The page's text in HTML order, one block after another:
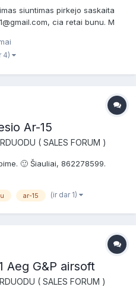
siuntimas pirkejo saskaita
cia retai bunu. M
3eur Ma...
4)
Ar-15
( SALES FORUM )
🙂 Šiauliai, 862278599.
ar-15 (ir dar 1)
Aeg G&P airsoft
( SALES FORUM )